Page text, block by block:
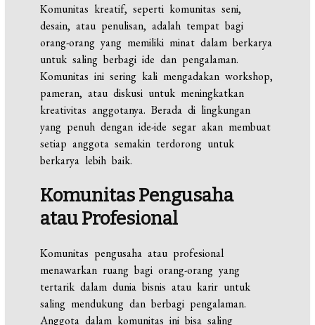
Komunitas kreatif, seperti komunitas seni,
desain, atau penulisan, adalah tempat bagi
orang-orang yang memiliki minat dalam berkarya
untuk saling berbagi ide dan pengalaman.
Komunitas ini sering kali mengadakan workshop,
pameran, atau diskusi untuk meningkatkan
kreativitas anggotanya. Berada di lingkungan
yang penuh dengan ide-ide segar akan membuat
setiap anggota semakin terdorong untuk
berkarya lebih baik.
Komunitas Pengusaha
atau Profesional
Komunitas pengusaha atau profesional
menawarkan ruang bagi orang-orang yang
tertarik dalam dunia bisnis atau karir untuk
saling mendukung dan berbagi pengalaman.
Anggota dalam komunitas ini bisa saling